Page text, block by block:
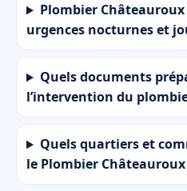
Plombier
urgences nocturnes et
Quels documents
l’intervention du
Quels quartiers et
le Plombier Châteauroux